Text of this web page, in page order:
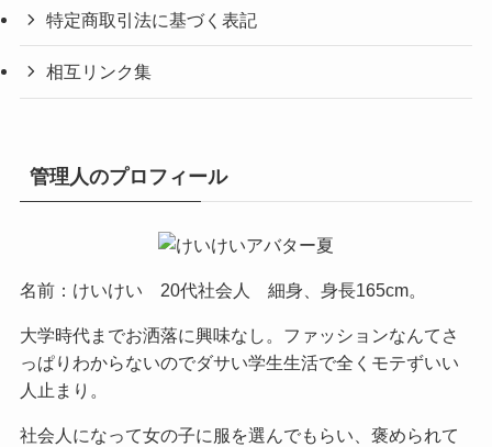
特定商取引法に基づく表記
相互リンク集
管理人のプロフィール
名前：けいけい 20代社会人 細身、身長165cm。
大学時代までお洒落に興味なし。ファッションなんてさ
っぱりわからないのでダサい学生生活で全くモテずいい
人止まり。
社会人になって女の子に服を選んでもらい、褒められて